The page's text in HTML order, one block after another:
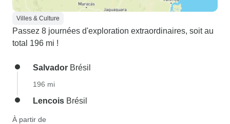
Villes & Culture
Passez 8 journées d'exploration extraordinaires, soit au
total 196 mi !
Salvador Brésil
196 mi
Lencois Brésil
À partir de